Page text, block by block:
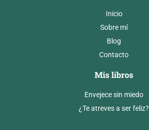
Inicio
Sobre mí
Blog
Contacto
Mis libros
Envejece sin miedo
¿Te atreves a ser feliz?